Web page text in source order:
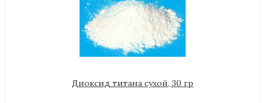
Диоксид титана сухой, 30 гр